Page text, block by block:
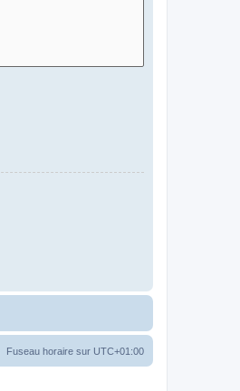
Fuseau horaire sur UTC+01:00